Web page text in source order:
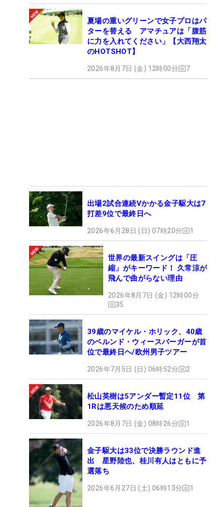
夏場の重いグリーンで女子プロはパ
ターを替える アマチュアは「腹筋
に力を入れてください」【大西翔太
のHOTSHOT】
2026年8月7日 (金) 12時00分 7
出場2試合連続Vかかる金子駆大は7
打差9位で最終日へ
2026年6月28日 (日) 07時20分 1
世界の最新スイングは「圧
縮」がキーワード！ 久常涼が
飛んで曲がらない理由
2026年8月7日 (金) 12時00分
35
39歳のマイケル・ホリック、40歳
のベルンド・ウィースバーガーが首
位で最終日ヘ/欧州男子ツアー
2026年7月5日 (日) 06時52分 2
松山英樹は5アンダー暫定11位 第
1Rは悪天候のため順延
2026年8月7日 (金) 08時26分 1
金子駆大は33位で決勝ラウンド進
出 星野陸也、桂川有人はともに予
選落ち
2026年6月27日 (土) 06時13分 1